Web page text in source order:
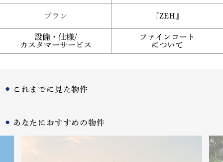
プラン 『ZEH』
設備・仕様/
カスタマーサービス
ファインコート
について
これまでに見た物件
あなたにおすすめの物件